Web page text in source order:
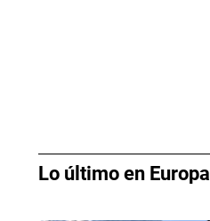
Lo último en Europa